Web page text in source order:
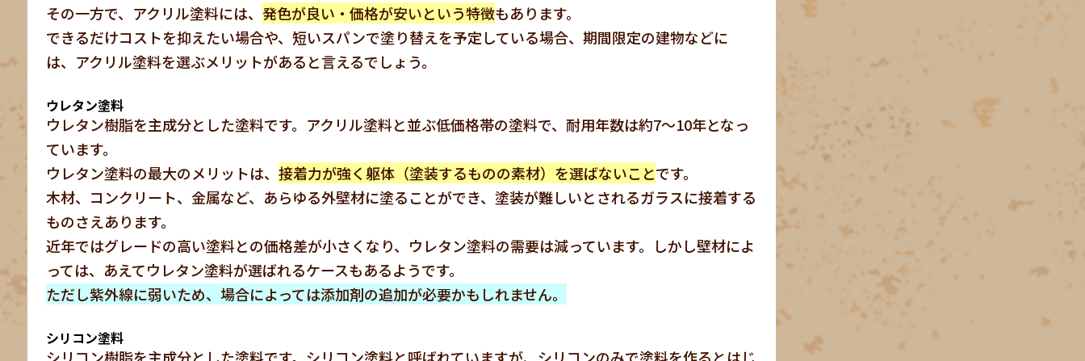
その一方で、アクリル塗料には、 発色が良い・価格が安いという特徴もあります。
できるだけコストを抑えたい場合や、短いスパンで塗り替えを予定している場合、期間限定の建物などに
は、アクリル塗料を選ぶメリットがあると言えるでしょう。
ウレタン塗料
ウレタン樹脂を主成分とした塗料です。アクリル塗料と並ぶ低価格帯の塗料で、耐用年数は約7～10年となっ
ています。
ウレタン塗料の最大のメリットは、 接着力が強く躯体（塗装するものの素材）を選ばないことです。
木材、コンクリート、金属など、あらゆる外壁材に塗ることができ、塗装が難しいとされるガラスに接着する
ものさえあります。
近年ではグレードの高い塗料との価格差が小さくなり、ウレタン塗料の需要は減っています。しかし壁材によ
っては、あえてウレタン塗料が選ばれるケースもあるようです。
ただし紫外線に弱いため、場合によっては添加剤の追加が必要かもしれません。
シリコン塗料